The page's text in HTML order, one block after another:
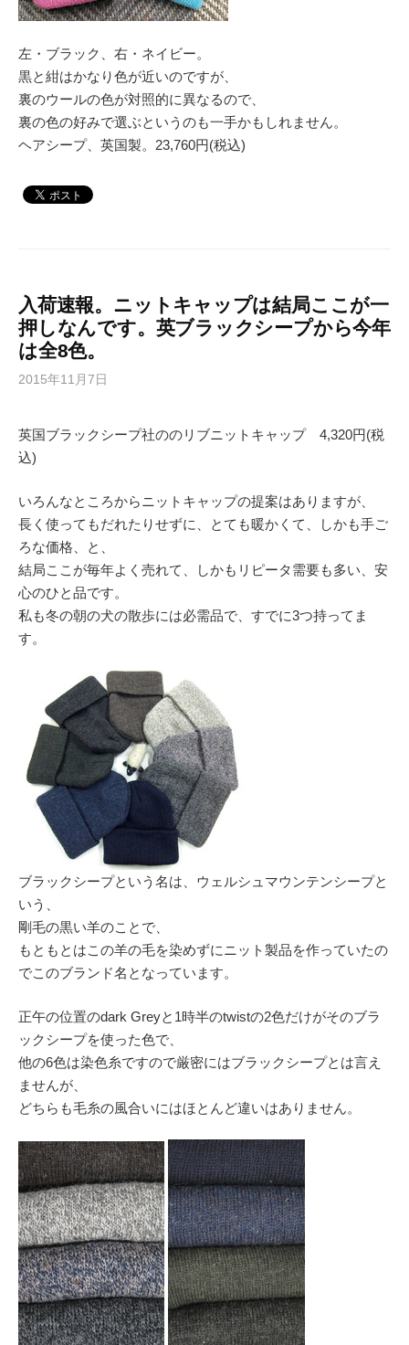
左・ブラック、右・ネイビー。
黒と紺はかなり色が近いのですが、
裏のウールの色が対照的に異なるので、
裏の色の好みで選ぶというのも一手かもしれません。
ヘアシープ、英国製。23,760円(税込)
入荷速報。ニットキャップは結局ここが一
押しなんです。英ブラックシープから今年
は全8色。
2015年11月7日
英国ブラックシープ社ののリブニットキャップ 4,320円(税
込)
いろんなところからニットキャップの提案はありますが、
長く使ってもだれたりせずに、とても暖かくて、しかも手ご
ろな価格、と、
結局ここが毎年よく売れて、しかもリピータ需要も多い、安
心のひと品です。
私も冬の朝の犬の散歩には必需品で、すでに3つ持ってま
す。
ブラックシープという名は、ウェルシュマウンテンシープと
いう、
剛毛の黒い羊のことで、
もともとはこの羊の毛を染めずにニット製品を作っていたの
でこのブランド名となっています。
正午の位置のdark Greyと1時半のtwistの2色だけがそのブラ
ックシープを使った色で、
他の6色は染色糸ですので厳密にはブラックシープとは言え
ませんが、
どちらも毛糸の風合いにはほとんど違いはありません。